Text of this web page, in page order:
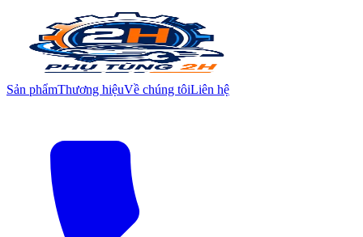
Sản phẩmThương hiệuVề chúng tôiLiên hệ